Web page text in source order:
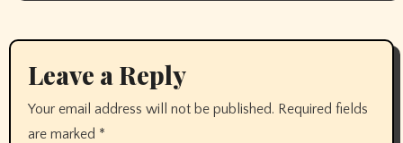
Leave a Reply
Your email address will not be published. Required fields
are marked *